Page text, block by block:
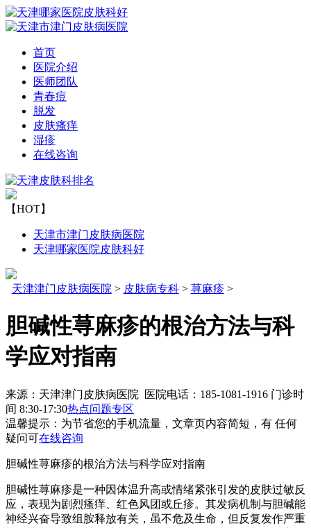
首页
医院介绍
医师团队
青春痘
脱发
皮肤瘙痒
湿疹
在线咨询
【HOT】
天津市津门皮肤病医院
天津哪家医院皮肤科好
天津津门皮肤病医院 > 皮肤病专科> 荨麻疹 >
胆碱性荨麻疹的根治方法与科
学应对指南
来源：天津津门皮肤病医院 医院电话：185-1081-1916 门诊时
间 8:30-17:30热点问题专区
温馨提示： 为节省您的手机流量，文章页内容简短，有 任何
疑问可在线咨询
胆碱性荨麻疹的根治方法与科学应对指南
胆碱性荨麻疹是一种因体温升高或情绪紧张引发的皮肤过敏反
应，表现为剧烈瘙痒、红色风团或丘疹。其发病机制与胆碱能
神经兴奋导致组胺释放有关，虽不危及生命，但反复发作严重